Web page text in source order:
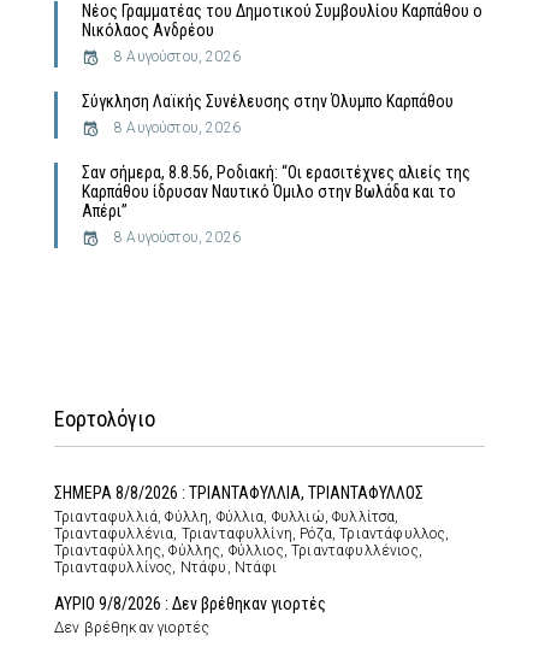
Νέος Γραμματέας του Δημοτικού Συμβουλίου Καρπάθου ο
Νικόλαος Ανδρέου
8 Αυγούστου, 2026
Σύγκληση Λαϊκής Συνέλευσης στην Όλυμπο Καρπάθου
8 Αυγούστου, 2026
Σαν σήμερα, 8.8.56, Ροδιακή: “Οι ερασιτέχνες αλιείς της
Καρπάθου ίδρυσαν Ναυτικό Όμιλο στην Βωλάδα και το
Απέρι”
8 Αυγούστου, 2026
Εορτολόγιο
ΣΗΜΕΡΑ 8/8/2026 : ΤΡΙΑΝΤΑΦΥΛΛΙΑ, ΤΡΙΑΝΤΑΦΥΛΛΟΣ
Τριανταφυλλιά, Φύλλη, Φύλλια, Φυλλιώ, Φυλλίτσα,
Τριανταφυλλένια, Τριανταφυλλίνη, Ρόζα, Τριαντάφυλλος,
Τριανταφύλλης, Φύλλης, Φύλλιος, Τριανταφυλλένιος,
Τριανταφυλλίνος, Ντάφυ, Ντάφι
ΑΥΡΙΟ 9/8/2026 : Δεν βρέθηκαν γιορτές
Δεν βρέθηκαν γιορτές